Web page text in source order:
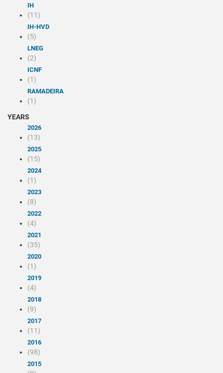
IH
(11)
IH-HVD
(5)
LNEG
(2)
ICNF
(1)
RAMADEIRA
(1)
YEARS
2026
(13)
2025
(15)
2024
(1)
2023
(8)
2022
(4)
2021
(35)
2020
(1)
2019
(4)
2018
(9)
2017
(11)
2016
(98)
2015